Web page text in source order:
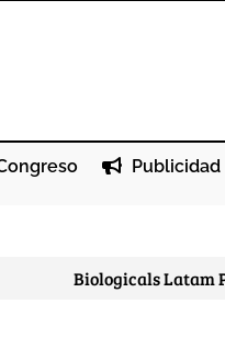
Publicidad
Biologicals Latam